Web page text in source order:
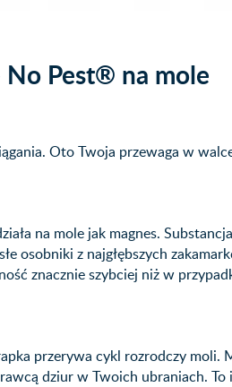
No Pest® na mole
Oto Twoja przewaga w
na mole jak magnes.
osobniki z najgłębszych
znacznie szybciej niż w
przerywa cykl rozrodczy moli.
dziur w Twoich ubraniach. To